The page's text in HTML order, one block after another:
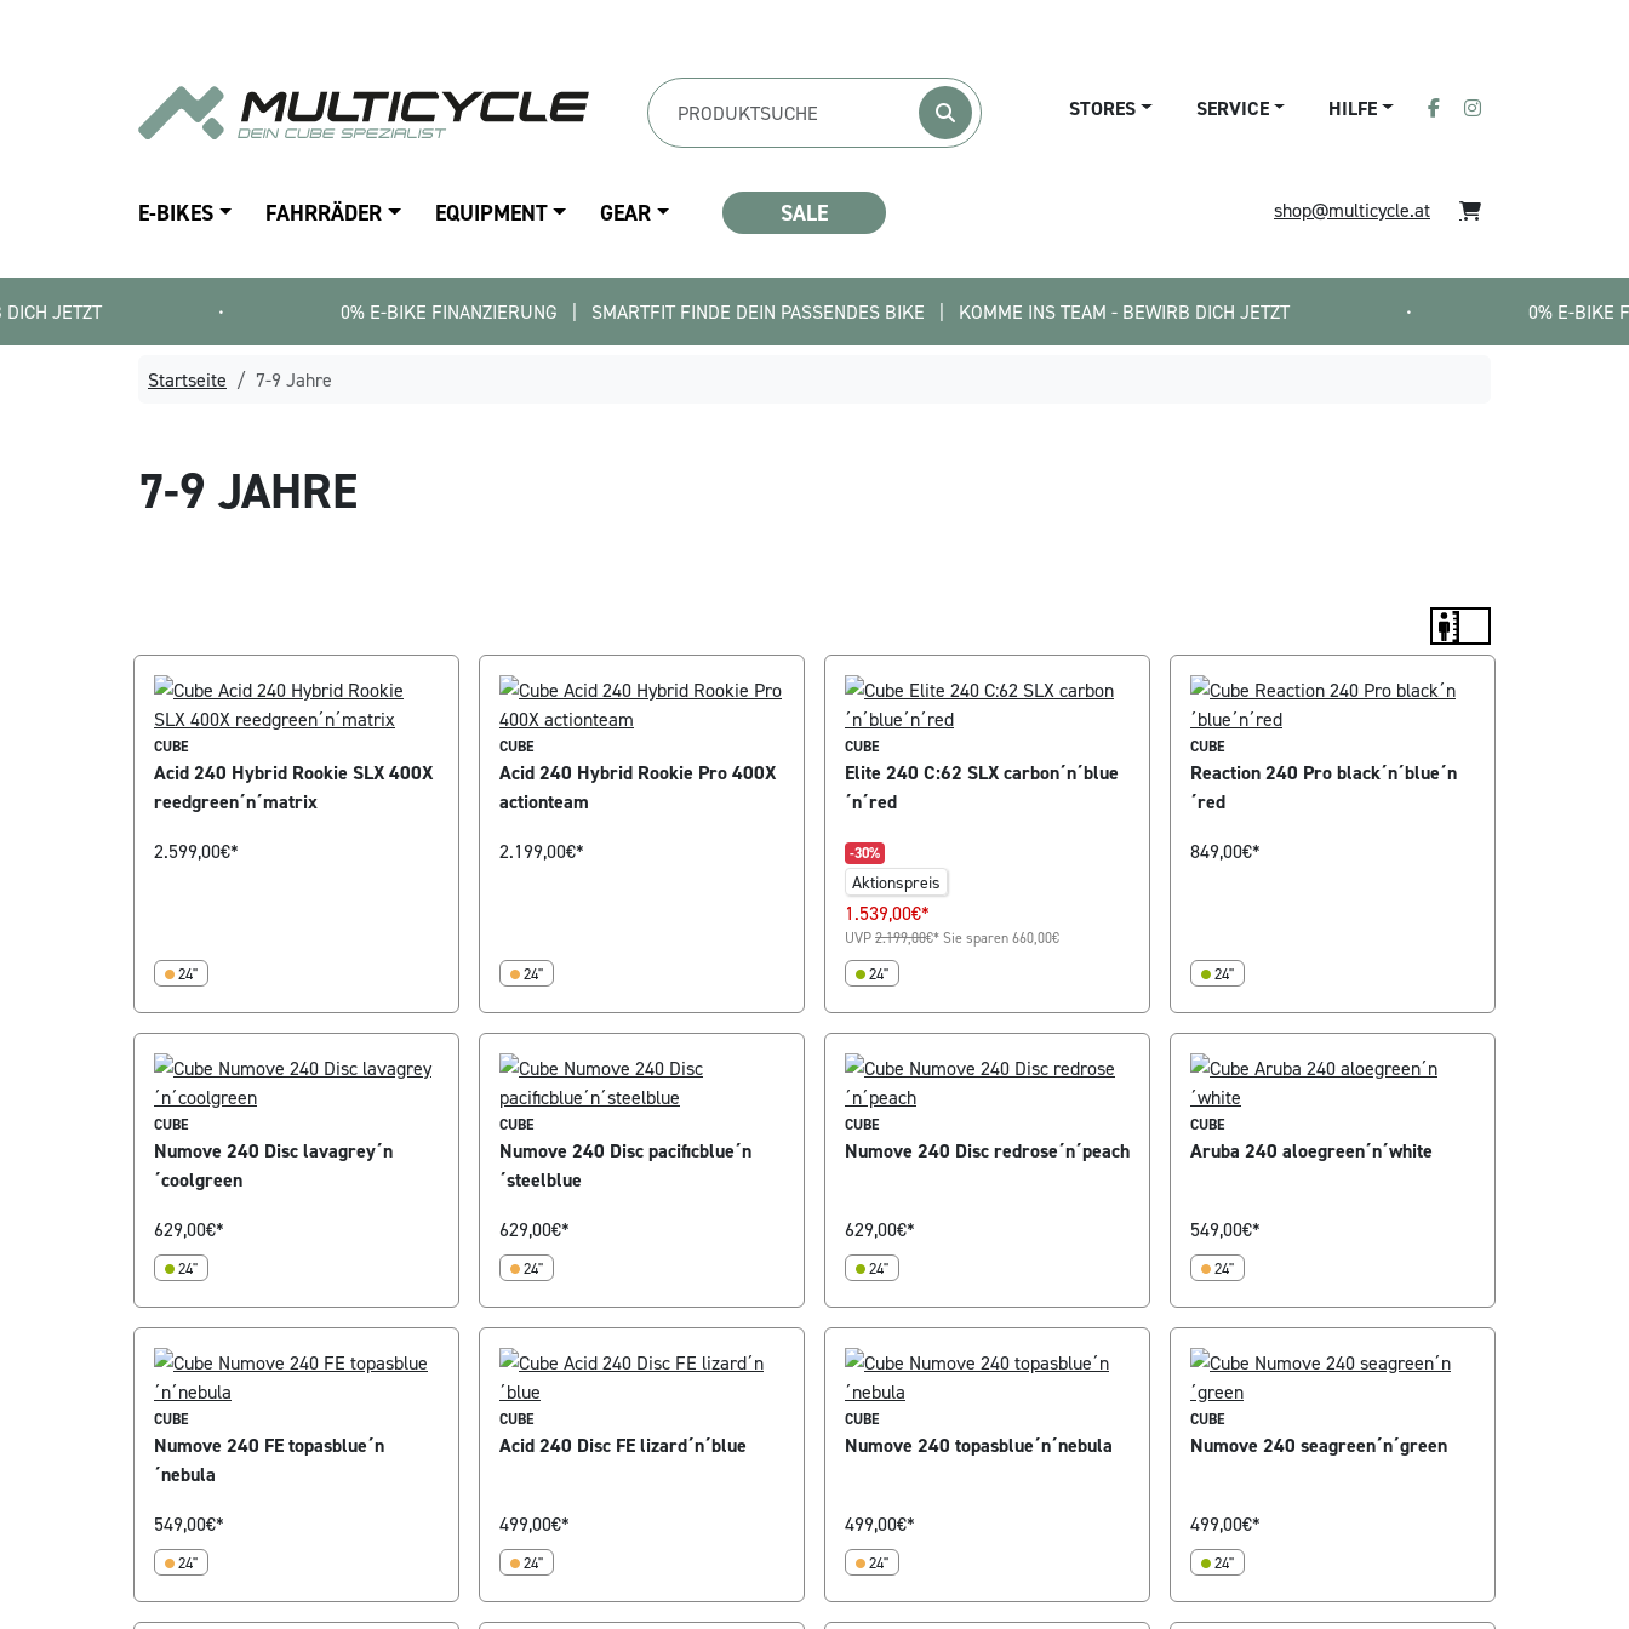
STORES SERVICE HILFE
E-BIKES FAHRRÄDER EQUIPMENT GEAR SALE shop@multicycle.at
0% E-BIKE FINANZIERUNG   |   SMARTFIT FINDE DEIN PASSENDES BIKE   |   KOMME INS TEAM - BEWIRB DICH JETZT 0% E-BIKE
Startseite 7-9 Jahre
7-9 JAHRE
CUBE
Acid 240 Hybrid Rookie SLX 400X
reedgreen´n´matrix
2.599,00€*
24"
CUBE
Acid 240 Hybrid Rookie Pro 400X
actionteam
2.199,00€*
24"
CUBE
Elite 240 C:62 SLX carbon´n´blue
´n´red
-30%
Aktionspreis
1.539,00€*
UVP 2.199,00€* Sie sparen 660,00€
24"
CUBE
Reaction 240 Pro black´n´blue´n
´red
849,00€*
24"
CUBE
Numove 240 Disc lavagrey´n
´coolgreen
629,00€*
24"
CUBE
Numove 240 Disc pacificblue´n
´steelblue
629,00€*
24"
CUBE
Numove 240 Disc redrose´n´peach
629,00€*
24"
CUBE
Aruba 240 aloegreen´n´white
549,00€*
24"
CUBE
Numove 240 FE topasblue´n
´nebula
549,00€*
24"
CUBE
Acid 240 Disc FE lizard´n´blue
499,00€*
24"
CUBE
Numove 240 topasblue´n´nebula
499,00€*
24"
CUBE
Numove 240 seagreen´n´green
499,00€*
24"